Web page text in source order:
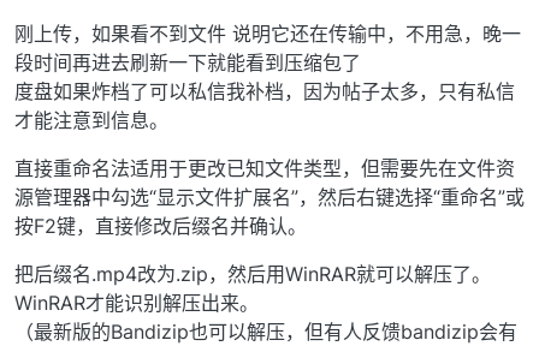
刚上传，如果看不到文件 说明它还在传输中，不用急，晚一
段时间再进去刷新一下就能看到压缩包了
度盘如果炸档了可以私信我补档，因为帖子太多，只有私信
才能注意到信息。
直接重命名法适用于更改已知文件类型，但需要先在文件资
源管理器中勾选“显示文件扩展名”，然后右键选择“重命名”或
按F2键，直接修改后缀名并确认。
把后缀名.mp4改为.zip，然后用WinRAR就可以解压了。
WinRAR才能识别解压出来。
（最新版的Bandizip也可以解压，但有人反馈bandizip会有